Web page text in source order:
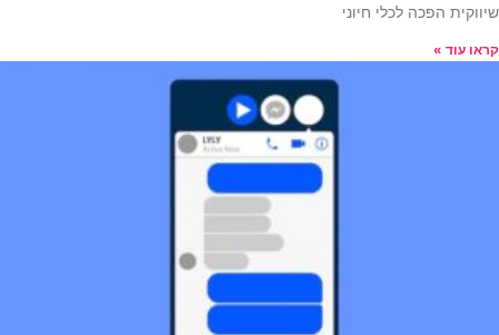
שיווקית הפכה לכלי חיוני
קראו עוד »